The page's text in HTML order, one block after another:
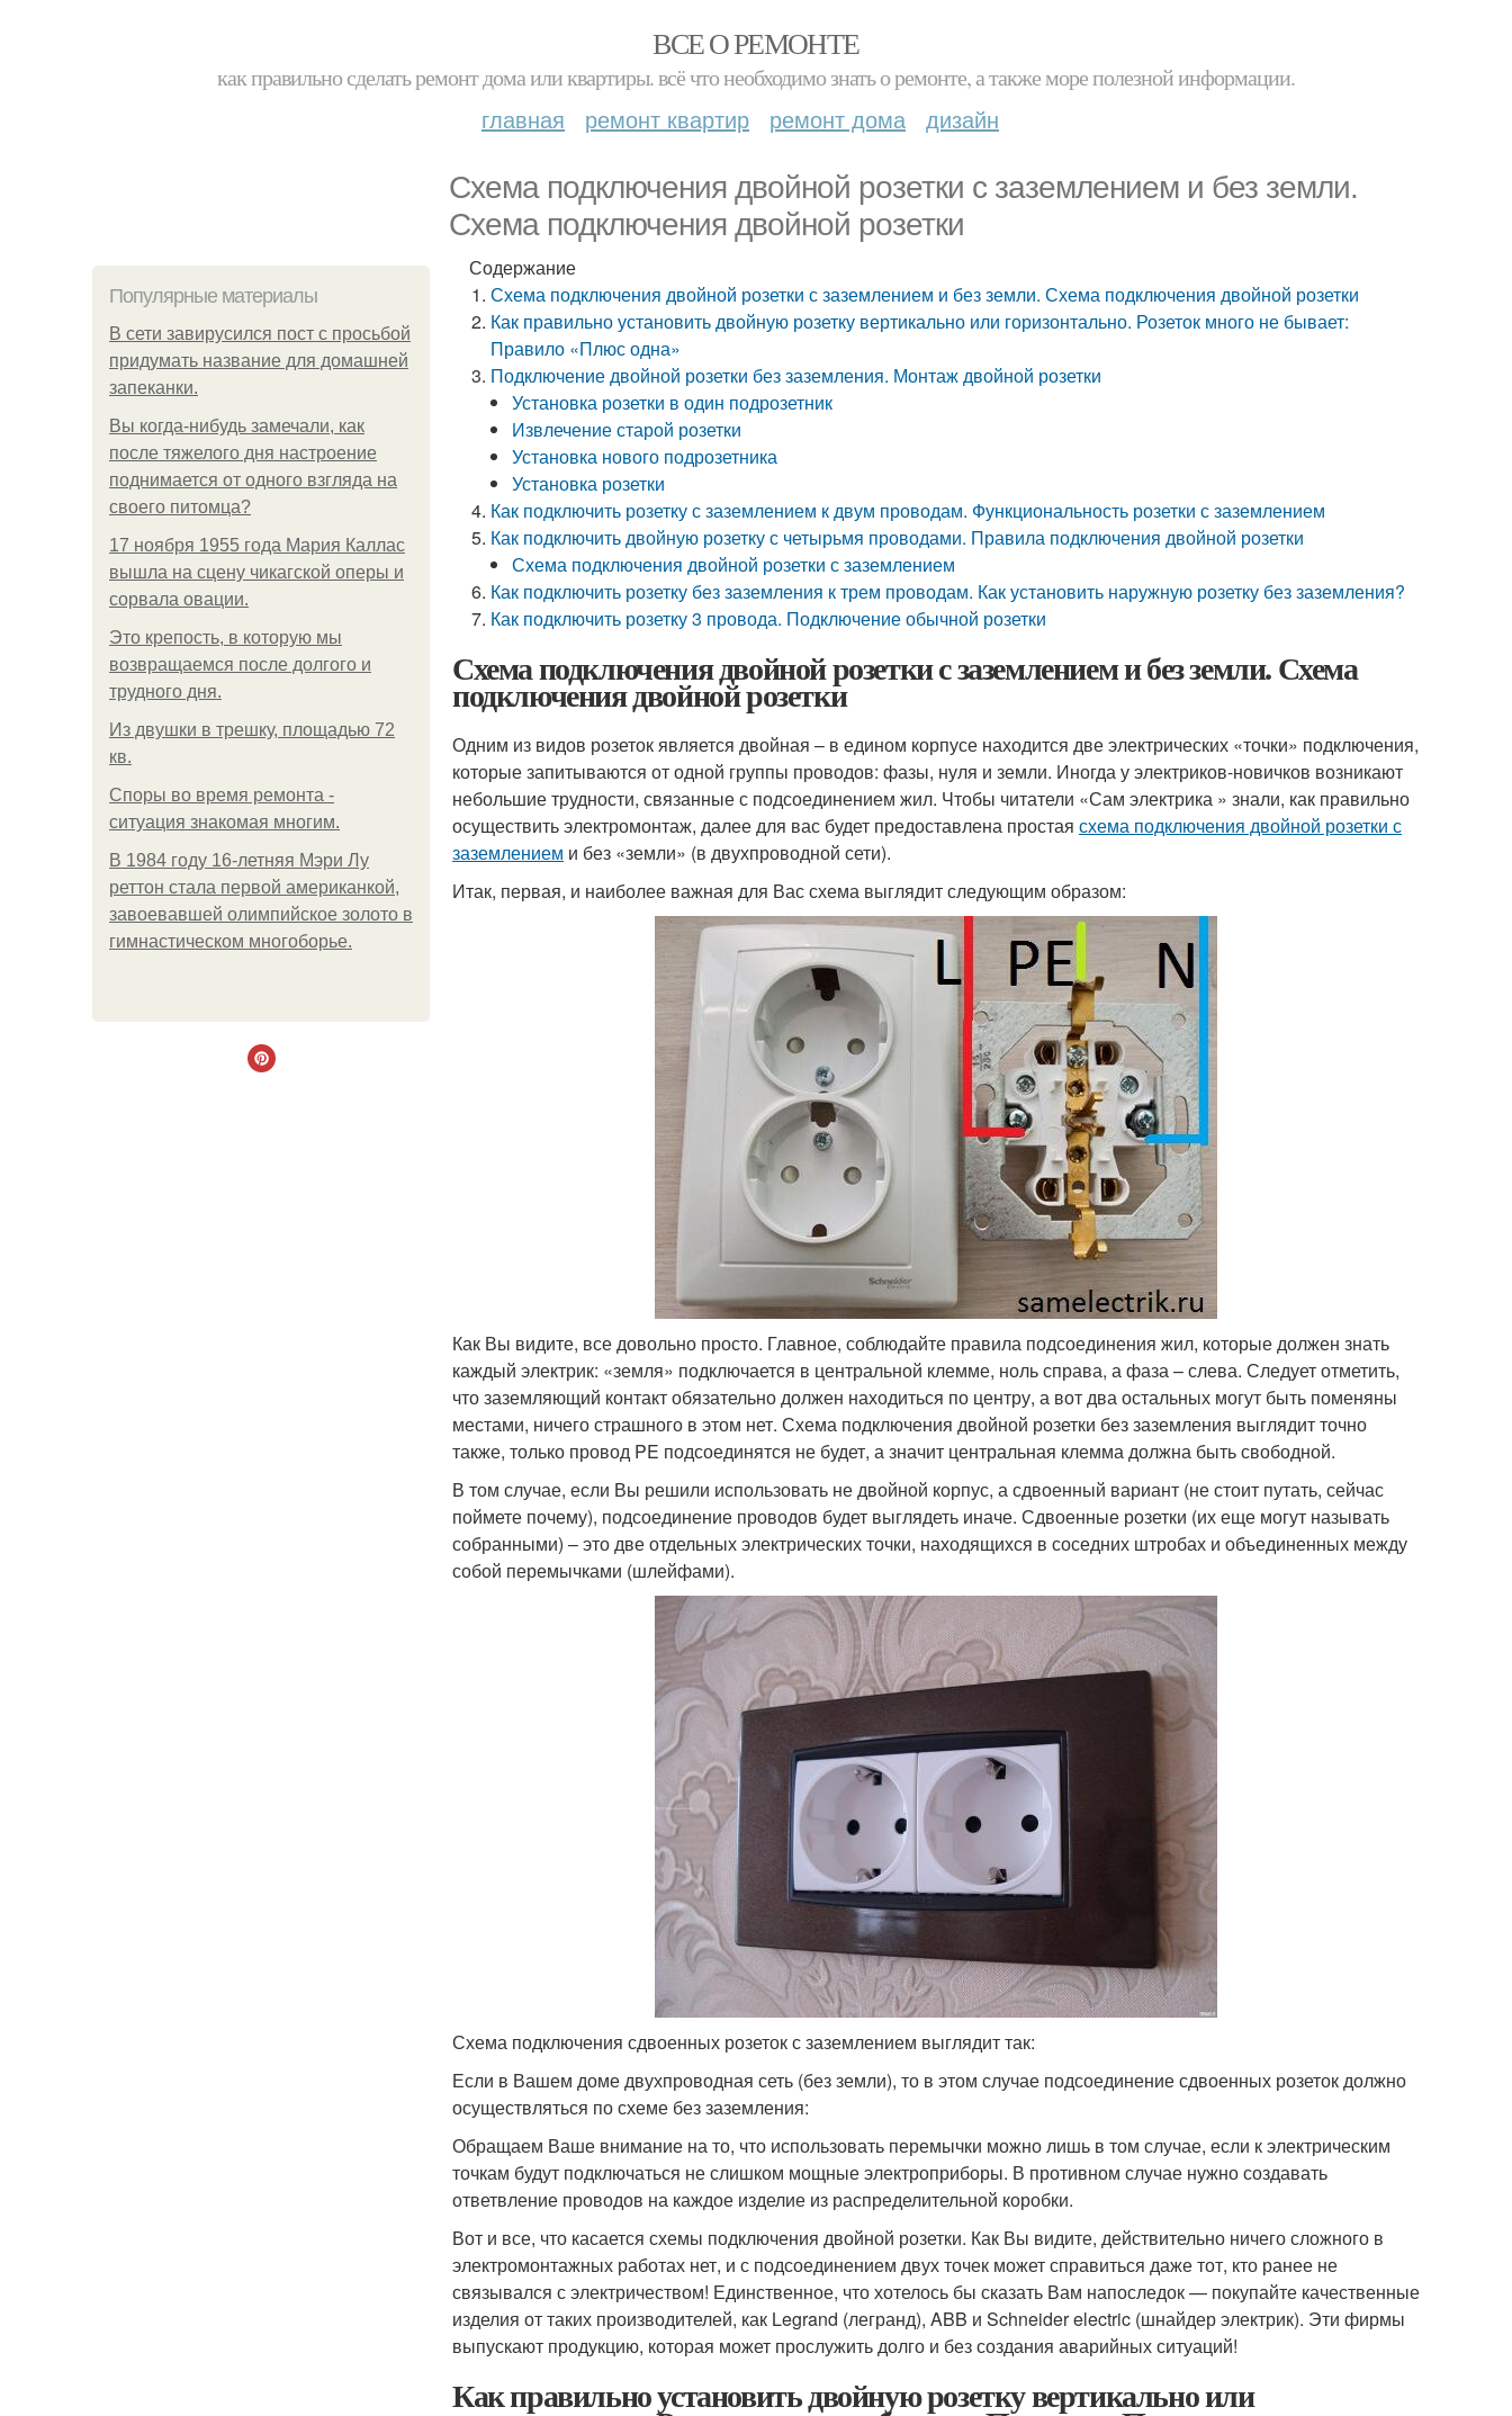
ВСЕ О РЕМОНТЕ
как правильно сделать ремонт дома или квартиры. всё что необходимо знать о ремонте, а также море полезной информации.
главная ремонт квартир ремонт дома дизайн
Схема подключения двойной розетки с заземлением и без земли.
Схема подключения двойной розетки
Популярные материалы
В сети завирусился пост с просьбой
придумать название для домашней
запеканки.
Вы когда-нибудь замечали, как
после тяжелого дня настроение
поднимается от одного взгляда на
своего питомца?
17 ноября 1955 года Мария Каллас
вышла на сцену чикагской оперы и
сорвала овации.
Это крепость, в которую мы
возвращаемся после долгого и
трудного дня.
Из двушки в трешку, площадью 72
кв.
Споры во время ремонта -
ситуация знакомая многим.
В 1984 году 16-летняя Мэри Лу
реттон стала первой американкой,
завоевавшей олимпийское золото в
гимнастическом многоборье.
Содержание
Схема подключения двойной розетки с заземлением и без земли. Схема подключения двойной розетки
Как правильно установить двойную розетку вертикально или горизонтально. Розеток много не бывает:
Правило «Плюс одна»
Подключение двойной розетки без заземления. Монтаж двойной розетки
Установка розетки в один подрозетник
Извлечение старой розетки
Установка нового подрозетника
Установка розетки
Как подключить розетку с заземлением к двум проводам. Функциональность розетки с заземлением
Как подключить двойную розетку с четырьмя проводами. Правила подключения двойной розетки
Схема подключения двойной розетки с заземлением
Как подключить розетку без заземления к трем проводам. Как установить наружную розетку без заземления?
Как подключить розетку 3 провода. Подключение обычной розетки
Схема подключения двойной розетки с заземлением и без земли. Схема
подключения двойной розетки
Одним из видов розеток является двойная – в едином корпусе находится две электрических «точки» подключения,
которые запитываются от одной группы проводов: фазы, нуля и земли. Иногда у электриков-новичков возникают
небольшие трудности, связанные с подсоединением жил. Чтобы читатели «Сам электрика » знали, как правильно
осуществить электромонтаж, далее для вас будет предоставлена простая схема подключения двойной розетки с
заземлением и без «земли» (в двухпроводной сети).
Итак, первая, и наиболее важная для Вас схема выглядит следующим образом:
Как Вы видите, все довольно просто. Главное, соблюдайте правила подсоединения жил, которые должен знать
каждый электрик: «земля» подключается в центральной клемме, ноль справа, а фаза – слева. Следует отметить,
что заземляющий контакт обязательно должен находиться по центру, а вот два остальных могут быть поменяны
местами, ничего страшного в этом нет. Схема подключения двойной розетки без заземления выглядит точно
также, только провод PE подсоединятся не будет, а значит центральная клемма должна быть свободной.
В том случае, если Вы решили использовать не двойной корпус, а сдвоенный вариант (не стоит путать, сейчас
поймете почему), подсоединение проводов будет выглядеть иначе. Сдвоенные розетки (их еще могут называть
собранными) – это две отдельных электрических точки, находящихся в соседних штробах и объединенных между
собой перемычками (шлейфами).
Схема подключения сдвоенных розеток с заземлением выглядит так:
Если в Вашем доме двухпроводная сеть (без земли), то в этом случае подсоединение сдвоенных розеток должно
осуществляться по схеме без заземления:
Обращаем Ваше внимание на то, что использовать перемычки можно лишь в том случае, если к электрическим
точкам будут подключаться не слишком мощные электроприборы. В противном случае нужно создавать
ответвление проводов на каждое изделие из распределительной коробки.
Вот и все, что касается схемы подключения двойной розетки. Как Вы видите, действительно ничего сложного в
электромонтажных работах нет, и с подсоединением двух точек может справиться даже тот, кто ранее не
связывался с электричеством! Единственное, что хотелось бы сказать Вам напоследок — покупайте качественные
изделия от таких производителей, как Legrand (легранд), ABB и Schneider electric (шнайдер электрик). Эти фирмы
выпускают продукцию, которая может прослужить долго и без создания аварийных ситуаций!
Как правильно установить двойную розетку вертикально или